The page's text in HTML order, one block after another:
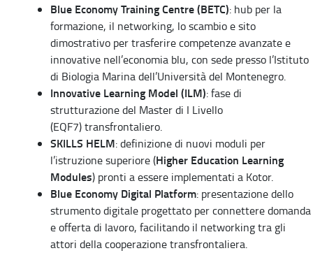
Blue Economy Training Centre (BETC): hub per la
formazione, il networking, lo scambio e sito
dimostrativo per trasferire competenze avanzate e
innovative nell’economia blu, con sede presso l’Istituto
di Biologia Marina dell’Università del Montenegro.
Innovative Learning Model (ILM): fase di
strutturazione del Master di I Livello
(EQF7) transfrontaliero.
SKILLS HELM: definizione di nuovi moduli per
l’istruzione superiore (Higher Education Learning
Modules) pronti a essere implementati a Kotor.
Blue Economy Digital Platform: presentazione dello
strumento digitale progettato per connettere domanda
e offerta di lavoro, facilitando il networking tra gli
attori della cooperazione transfrontaliera.